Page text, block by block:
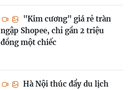
"Kim cương" giá rẻ tràn
ngập Shopee, chỉ gần 2 triệu
đồng một chiếc
Hà Nội thúc đẩy du lịch